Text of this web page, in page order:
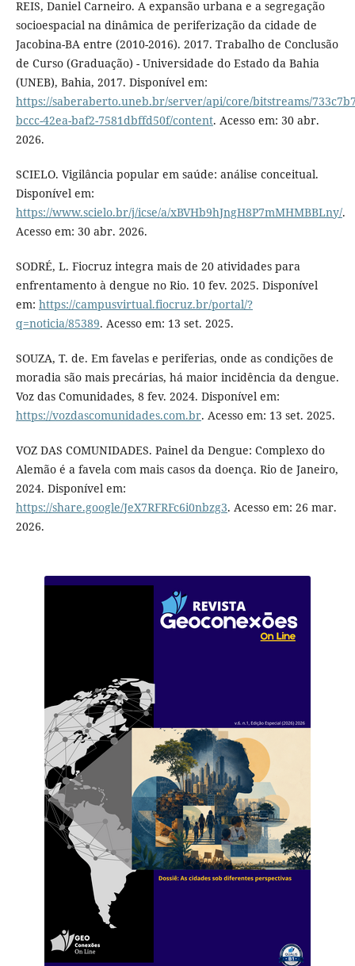
REIS, Daniel Carneiro. A expansão urbana e a segregação
socioespacial na dinâmica de periferização da cidade de
Jacobina-BA entre (2010-2016). 2017. Trabalho de Conclusão
de Curso (Graduação) - Universidade do Estado da Bahia
(UNEB), Bahia, 2017. Disponível em:
https://saberaberto.uneb.br/server/api/core/bitstreams/
bccc-42ea-baf2-7581dbffd50f/content. Acesso em: 30 abr.
2026.
SCIELO. Vigilância popular em saúde: análise conceitual.
Disponível em:
https://www.scielo.br/j/icse/a/xBVHb9hJngH8P7mMHMBBLny/.
Acesso em: 30 abr. 2026.
SODRÉ, L. Fiocruz integra mais de 20 atividades para
enfrentamento à dengue no Rio. 10 fev. 2025. Disponível
em: https://campusvirtual.fiocruz.br/portal/?
q=noticia/85389. Acesso em: 13 set. 2025.
SOUZA, T. de. Em favelas e periferias, onde as condições de
moradia são mais precárias, há maior incidência da dengue.
Voz das Comunidades, 8 fev. 2024. Disponível em:
https://vozdascomunidades.com.br. Acesso em: 13 set. 2025.
VOZ DAS COMUNIDADES. Painel da Dengue: Complexo do
Alemão é a favela com mais casos da doença. Rio de Janeiro,
2024. Disponível em:
https://share.google/JeX7RFRFc6i0nbzg3. Acesso em: 26 mar.
2026.